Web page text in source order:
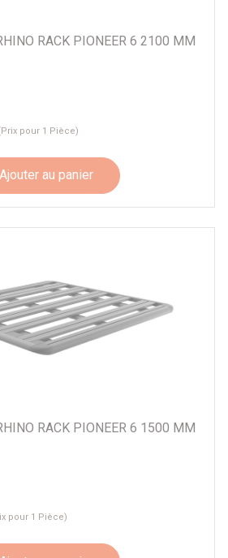
RACK PIONEER 6 2100 MM
pour 1 Pièce)
Ajouter au panier
RACK PIONEER 6 1500 MM
pour 1 Pièce)